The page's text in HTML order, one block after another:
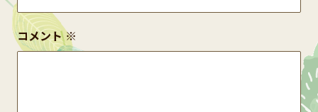
コメント※